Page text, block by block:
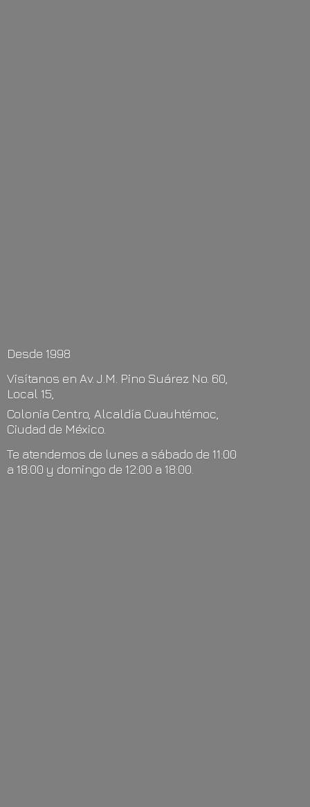
Desde 1998
Visítanos en Av. J.M. Pino Suárez No. 60,
Local 15,
Colonia Centro, Alcaldía Cuauhtémoc,
Ciudad de México.
Te atendemos de lunes a sábado de 11:00
a 18:00 y domingo de 12:00 a 18:00.